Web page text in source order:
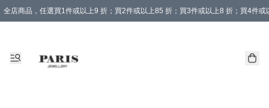
全店商品，任選買1件或以上9 折；買2件或以上85 折；買3件或以上8 折；買4件或